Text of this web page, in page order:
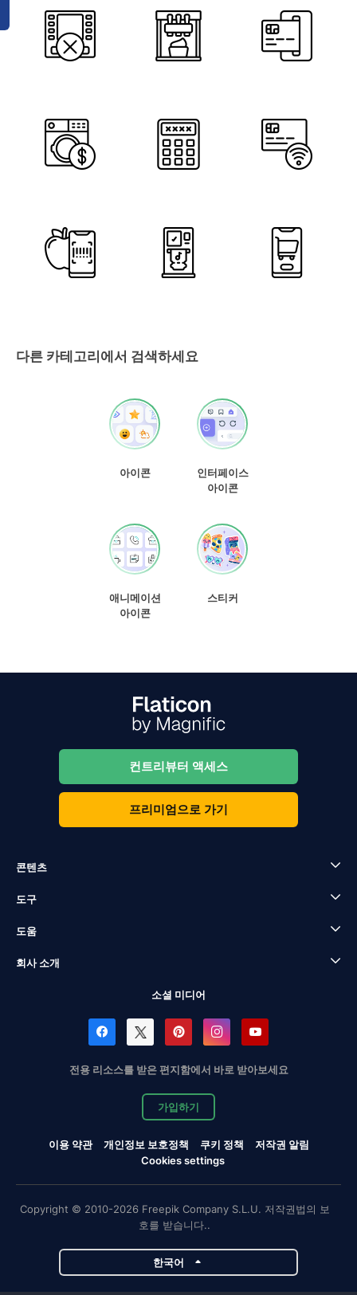
다른 카테고리에서 검색하세요
아이콘
인터페이스
아이콘
애니메이션
아이콘
스티커
컨트리뷰터 액세스
프리미엄으로 가기
콘텐츠
도구
도움
회사 소개
소셜 미디어
전용 리소스를 받은 편지함에서 바로 받아보세요
가입하기
이용 약관 개인정보 보호정책 쿠키 정책
저작권 알림
Cookies settings
Copyright © 2010-2026 Freepik Company S.L.U. 저작권법의 보
호를 받습니다..
한국어